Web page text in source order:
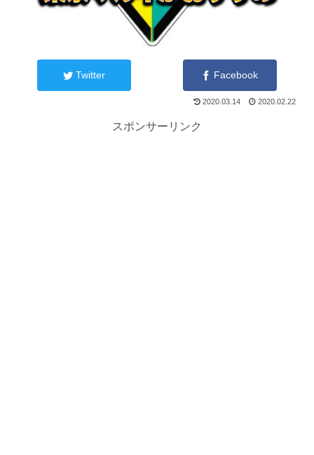
Twitter Facebook
2020.03.14 2020.02.22
スポンサーリンク